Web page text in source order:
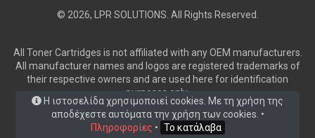
© 2026, LPR SOLUTIONS. All Rights Reserved.
All Toner Cartridges is not affiliated with any OEM manufacturers.
All manufacturer names and logos are registered trademarks of
their respective owners and are used here for identification
purposes only.
Η ιστοσελίδα χρησιμοποιεί cookies. Με τη χρήση της
αποδέχεστε αυτόματα την χρήση των cookies. •
Πληροφορίες • Το κατάλαβα